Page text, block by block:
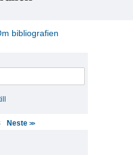
bibliografien
Neste >>